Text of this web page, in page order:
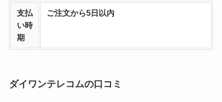
支払
い時
期
ご注文から5日以内
ダイワンテレコムの口コミ